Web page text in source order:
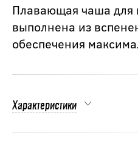
Плавающая чаша для
выполнена из
обеспечения
Характеристики